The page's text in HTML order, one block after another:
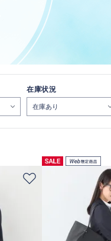
在庫状況